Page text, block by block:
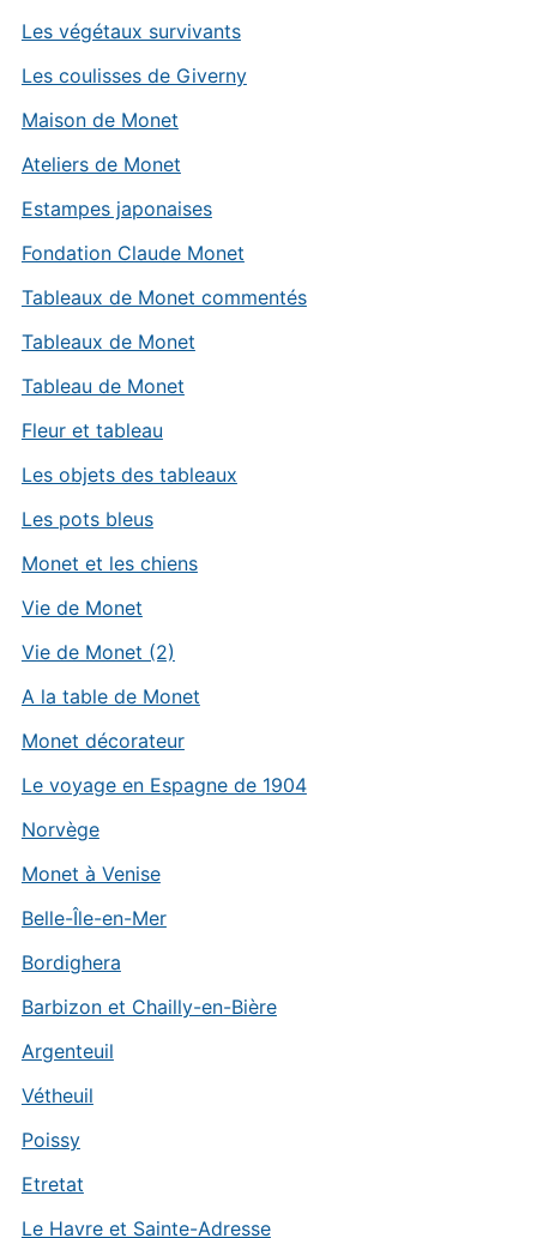
Les végétaux survivants
Les coulisses de Giverny
Maison de Monet
Ateliers de Monet
Estampes japonaises
Fondation Claude Monet
Tableaux de Monet commentés
Tableaux de Monet
Tableau de Monet
Fleur et tableau
Les objets des tableaux
Les pots bleus
Monet et les chiens
Vie de Monet
Vie de Monet (2)
A la table de Monet
Monet décorateur
Le voyage en Espagne de 1904
Norvège
Monet à Venise
Belle-Île-en-Mer
Bordighera
Barbizon et Chailly-en-Bière
Argenteuil
Vétheuil
Poissy
Etretat
Le Havre et Sainte-Adresse